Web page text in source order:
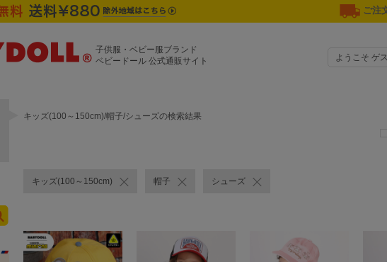
ご注
子供服・ベビー服ブランド
ベビードール 公式通販サイト
ようこそ ゲ
キッズ(100～150cm)/帽子/シューズの検索結果
キッズ(100～150cm) 帽子 シューズ